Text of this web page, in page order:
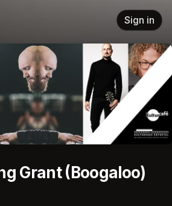
Sign in
Grant (Boogaloo)